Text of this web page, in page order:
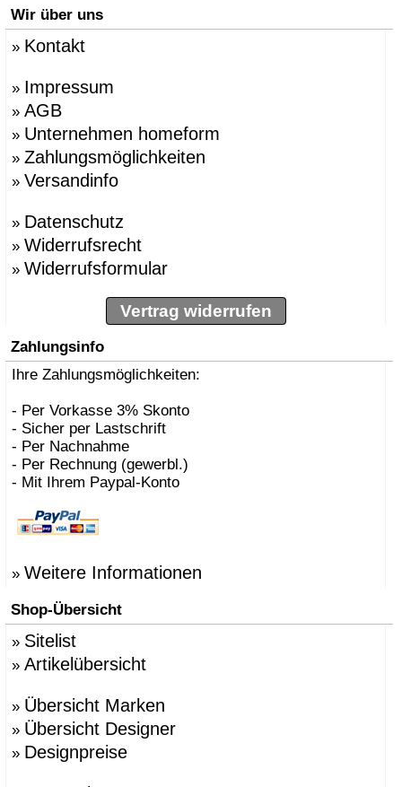
Wir über uns
» Kontakt
» Impressum
» AGB
» Unternehmen homeform
» Zahlungsmöglichkeiten
» Versandinfo
» Datenschutz
» Widerrufsrecht
» Widerrufsformular
Vertrag widerrufen
Zahlungsinfo
Ihre Zahlungsmöglichkeiten:
- Per Vorkasse 3% Skonto
- Sicher per Lastschrift
- Per Nachnahme
- Per Rechnung (gewerbl.)
- Mit Ihrem Paypal-Konto
» Weitere Informationen
Shop-Übersicht
» Sitelist
» Artikelübersicht
» Übersicht Marken
» Übersicht Designer
» Designpreise